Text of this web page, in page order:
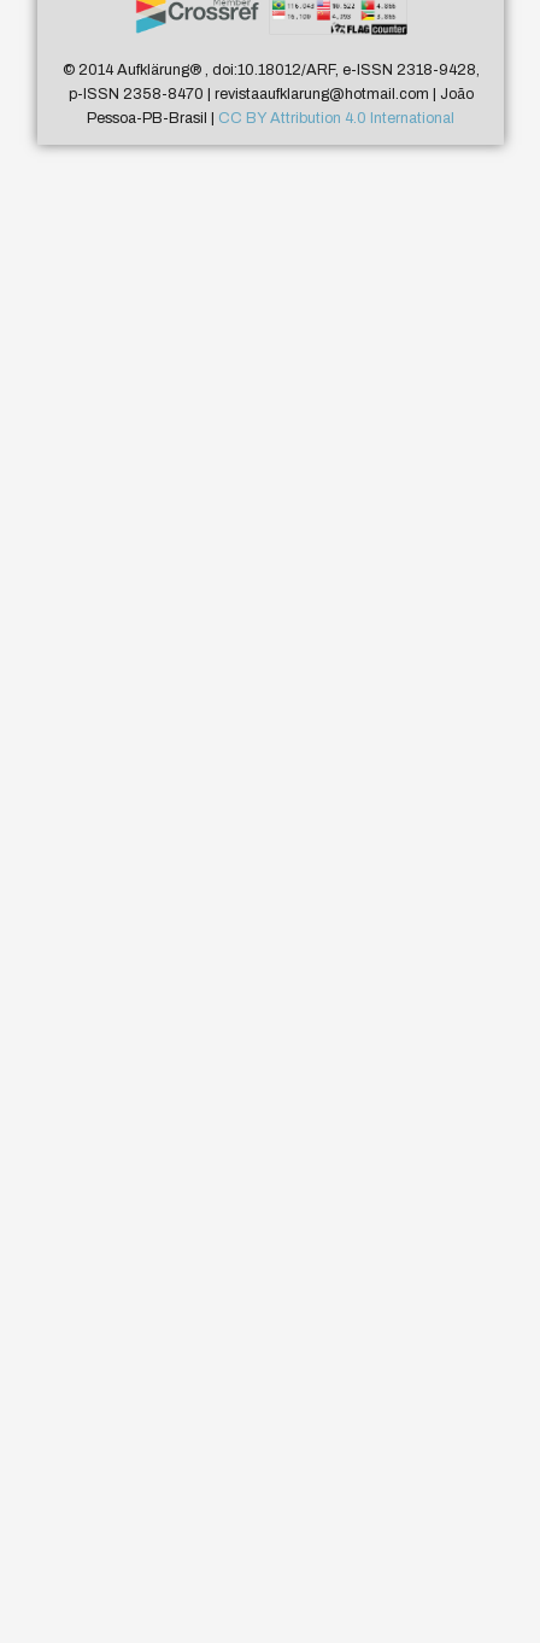
© 2014 Aufklärung®, doi:10.18012/ARF, e-ISSN 2318-9428,
p-ISSN 2358-8470 | revistaaufklarung@hotmail.com | João
Pessoa-PB-Brasil | CC BY Attribution 4.0 International